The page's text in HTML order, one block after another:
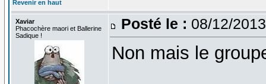
Revenir en haut
Xaviar
Phacochère maori et Ballerine
Sadique !
Posté le : 08/12/
Non mais le